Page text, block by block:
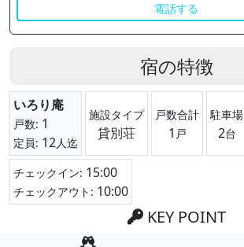
電話する
宿の特徴
いろり庵
戸数: 1
定員: 12人迄
施設タイプ
貸別荘
戸数合計
1 戸
駐車場
2台
チェックイン: 15:00
チェックアウト: 10:00
KEY POINT